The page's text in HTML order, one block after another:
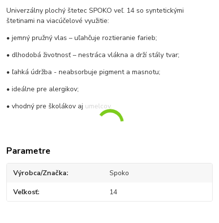
Univerzálny plochý štetec SPOKO veľ. 14 so syntetickými
štetinami na viacúčelové využitie:
• jemný pružný vlas – uľahčuje roztieranie farieb;
• dlhodobá životnosť – nestráca vlákna a drží stály tvar;
• ľahká údržba - neabsorbuje pigment a masnotu;
• ideálne pre alergikov;
• vhodný pre školákov aj umelcov.
Parametre
Výrobca/Značka Spoko
Veľkosť 14